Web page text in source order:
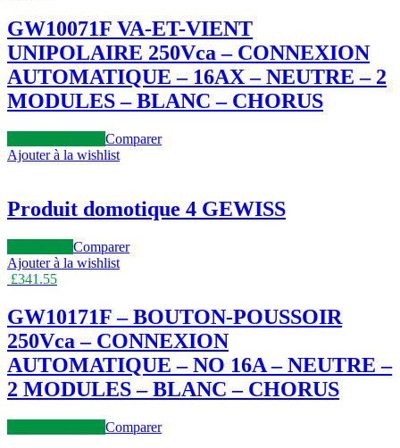
GW10071F VA-ET-VIENT
UNIPOLAIRE 250Vca – CONNEXION
AUTOMATIQUE – 16AX – NEUTRE – 2
MODULES – BLANC – CHORUS
Comparer
Ajouter à la wishlist
Produit domotique 4 GEWISS
Comparer
Ajouter à la wishlist
£341.55
GW10171F – BOUTON-POUSSOIR
250Vca – CONNEXION
AUTOMATIQUE – NO 16A – NEUTRE –
2 MODULES – BLANC – CHORUS
Comparer